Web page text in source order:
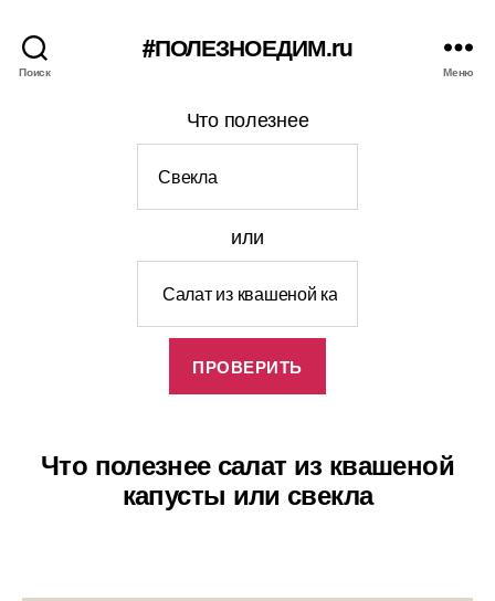
Поиск
#ПОЛЕЗНОЕДИМ.ru
Меню
Что полезнее
или
Что полезнее салат из квашеной
капусты или свекла